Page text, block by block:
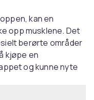
kan en
opp musklene. Det
berørte områder
kjøpe en
og kunne nyte